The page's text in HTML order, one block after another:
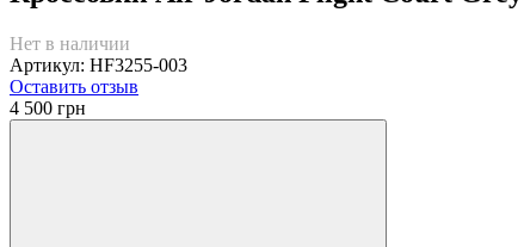
Нет в наличии
Артикул: HF3255-003
Оставить отзыв
4 500 грн